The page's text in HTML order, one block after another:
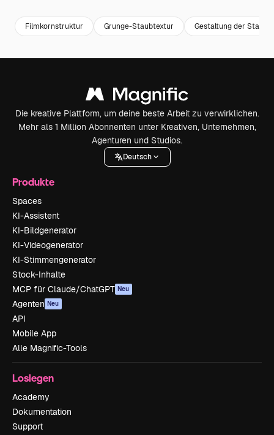
Filmkornstruktur Grunge-Staubtextur Gestaltung der
Die kreative Plattform, um deine beste Arbeit zu verwirklichen.
Mehr als 1 Million Abonnenten unter Kreativen, Unternehmen,
Agenturen und Studios.
Deutsch
Produkte
Spaces
KI-Assistent
KI-Bildgenerator
KI-Videogenerator
KI-Stimmengenerator
Stock-Inhalte
MCP für Claude/ChatGPT Neu
Agenten Neu
API
Mobile App
Alle Magnific-Tools
Loslegen
Academy
Dokumentation
Support